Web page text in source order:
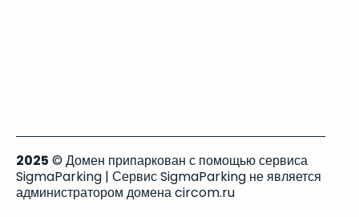
2025 © Домен припаркован с помощью сервиса
SigmaParking | Сервис SigmaParking не является
администратором домена circom.ru